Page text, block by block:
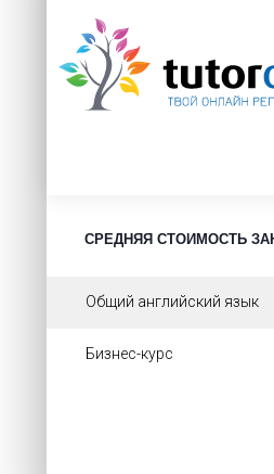
СРЕДНЯЯ СТОИМОСТЬ
Общий английский язык
Бизнес-курс